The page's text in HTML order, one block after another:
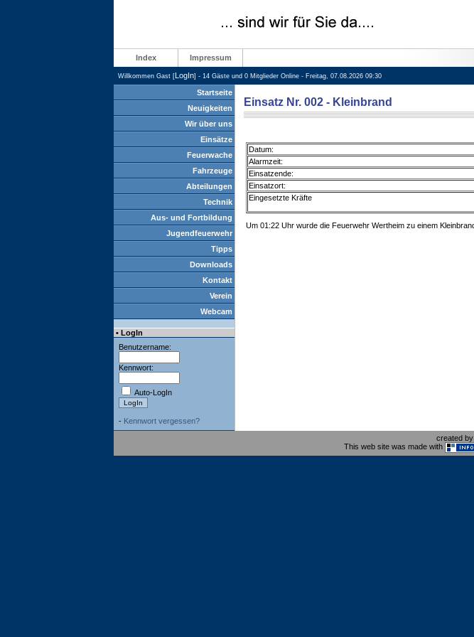
Index Impressum
Willkommen Gast [LogIn] - 14 Gäste und 0 Mitglieder Online - Freitag, 07.08.2026 09:30
Startseite
Neuigkeiten
Wir über uns
Einsätze
Feuerwache
Fahrzeuge
Abteilungen
Technik
Aus- und Fortbildung
Jugendfeuerwehr
Tipps
Downloads
Kontakt
Verein
Webcam
• LogIn
Benutzername:
Kennwort:
Auto-LogIn
- Kennwort vergessen?
Einsatz Nr. 002 - Kleinbrand
Datum:
Alarmzeit:
Einsatzende:
Einsatzort:
Eingesetzte Kräfte
Um 01:22 Uhr wurde die Feuerwehr Wertheim zu einem
created
This web site was made with